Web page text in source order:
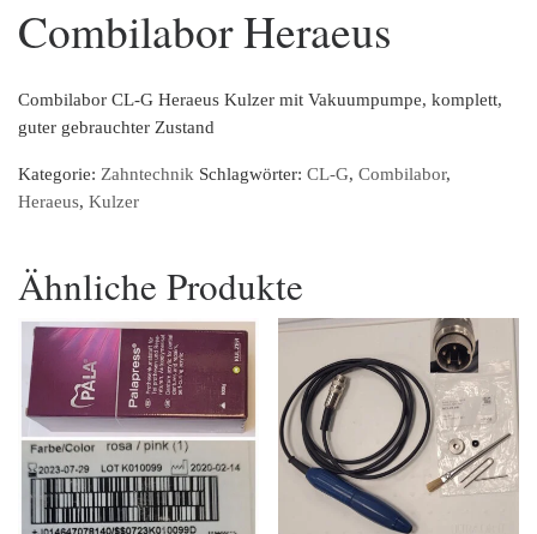
Combilabor Heraeus
Combilabor CL-G Heraeus Kulzer mit Vakuumpumpe, komplett,
guter gebrauchter Zustand
Kategorie: Zahntechnik Schlagwörter: CL-G, Combilabor,
Heraeus, Kulzer
Ähnliche Produkte